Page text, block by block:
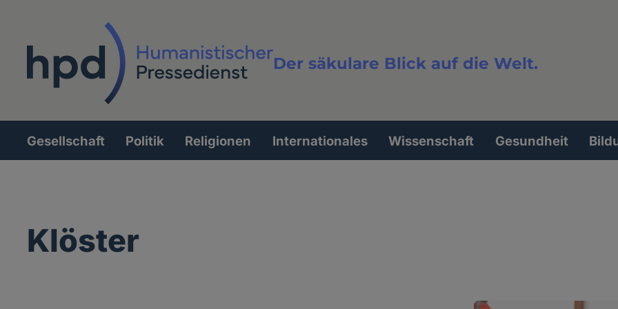
Der säkulare Blick auf die Welt.
Volltextsuche
Hauptnavigation
Gesellschaft Politik Religionen Internationales Wissenschaft Gesundheit
Klöster